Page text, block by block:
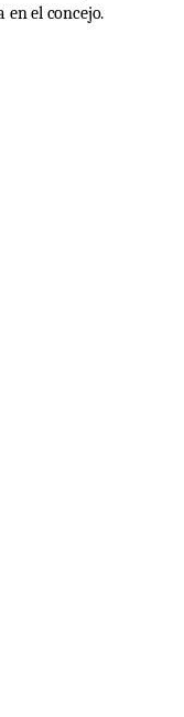
en el concejo.